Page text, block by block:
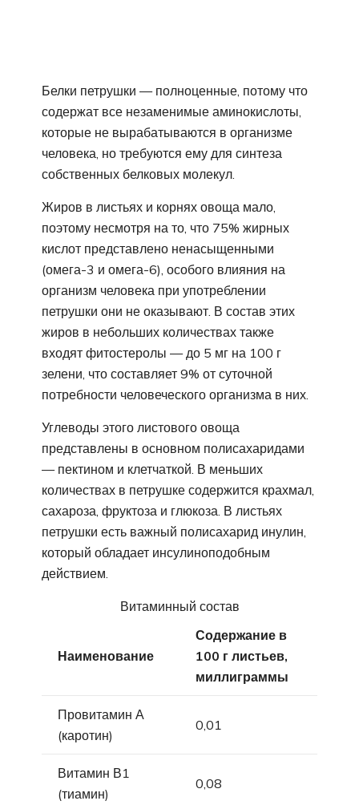
Белки петрушки — полноценные, потому что
содержат все незаменимые аминокислоты,
которые не вырабатываются в организме
человека, но требуются ему для синтеза
собственных белковых молекул.
Жиров в листьях и корнях овоща мало,
поэтому несмотря на то, что 75% жирных
кислот представлено ненасыщенными
(омега-3 и омега-6), особого влияния на
организм человека при употреблении
петрушки они не оказывают. В состав этих
жиров в небольших количествах также
входят фитостеролы — до 5 мг на 100 г
зелени, что составляет 9% от суточной
потребности человеческого организма в них.
Углеводы этого листового овоща
представлены в основном полисахаридами
— пектином и клетчаткой. В меньших
количествах в петрушке содержится крахмал,
сахароза, фруктоза и глюкоза. В листьях
петрушки есть важный полисахарид инулин,
который обладает инсулиноподобным
действием.
Витаминный состав
Наименование
Содержание в
100 г листьев,
миллиграммы
Провитамин А
(каротин)
0,01
Витамин В1
(тиамин)
0,08